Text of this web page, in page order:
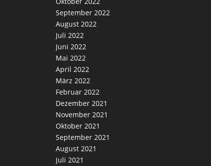
September 2022
August 2022
Juli 2022
Juni 2022
Mai 2022
April 2022
März 2022
Februar 2022
Dezember 2021
November 2021
Oktober 2021
September 2021
August 2021
Juli 2021